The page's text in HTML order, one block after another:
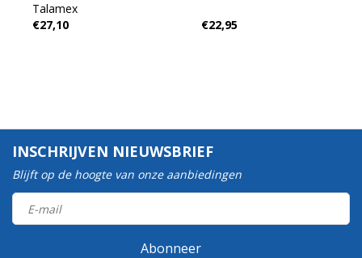
Talamex
€27,10
€22,95
INSCHRIJVEN NIEUWSBRIEF
Blijft op de hoogte van onze aanbiedingen
Abonneer